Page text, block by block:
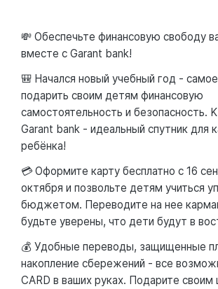
💸 Обеспечьте финансовую свободу
вместе с Garant bank!
🎒 Начался новый учебный год -
подарить своим детям финансовую
самостоятельность и безопасность.
Garant bank - идеальный спутник для
ребёнка!
💳 Оформите карту бесплатно с 16
октября и позвольте детям учиться
бюджетом. Переводите на нее
будьте уверены, что дети будут в
💰 Удобные переводы, защищенные
накопление сбережений - все
CARD в ваших руках. Подарите своим